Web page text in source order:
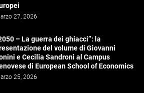
27, 2026
– La guerra dei ghiacci”: la
del volume di Giovanni
e Cecilia Sandroni al Campus
di European School of Economics
25, 2026